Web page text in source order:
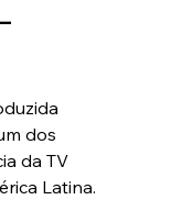
dos
da TV
Latina.